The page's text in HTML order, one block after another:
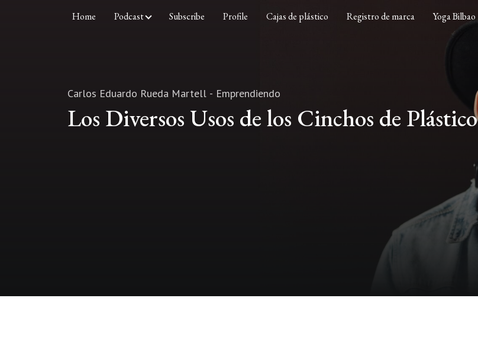
Home Podcast Subscribe Profile Cajas de plástico Registro de marca Yoga Bilbao
Carlos Eduardo Rueda Martell - Emprendiendo
Los Diversos Usos de los Cinchos de Plástico